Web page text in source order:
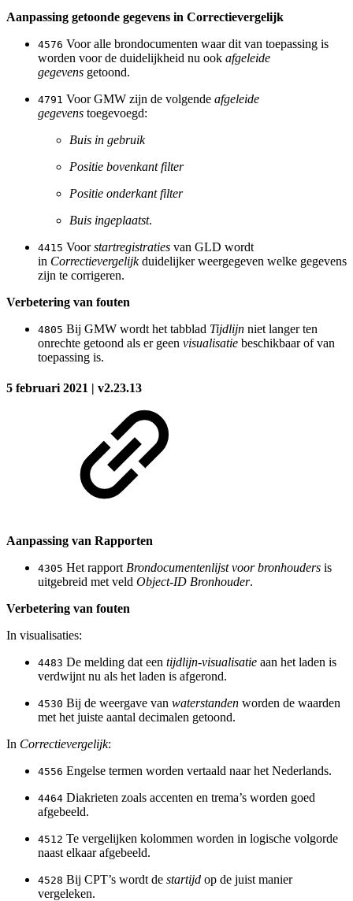
Aanpassing getoonde gegevens in Correctievergelijk
4576 Voor alle brondocumenten waar dit van toepassing is
worden voor de duidelijkheid nu ook afgeleide
gegevens getoond.
4791 Voor GMW zijn de volgende afgeleide
gegevens toegevoegd:
Buis in gebruik
Positie bovenkant filter
Positie onderkant filter
Buis ingeplaatst.
4415 Voorstartregistraties van GLD wordt
in Correctievergelijkduidelijker weergegeven welke gegevens
zijn te corrigeren.
Verbetering van fouten
4805 Bij GMW wordt het tabblad Tijdlijn niet langer ten
onrechte getoond als er geen visualisatie beschikbaar of van
toepassing is.
5 februari 2021 | v2.23.13
Aanpassing van Rapporten
4305 Het rapport Brondocumentenlijst voor bronhouders is
uitgebreid met veld Object-ID Bronhouder.
Verbetering van fouten
In visualisaties:
4483 De melding dat een tijdlijn-visualisatie aan het laden is
verdwijnt nu als het laden is afgerond.
4530 Bij de weergave van waterstanden worden de waarden
met het juiste aantal decimalen getoond.
In Correctievergelijk:
4556 Engelse termen worden vertaald naar het Nederlands.
4464 Diakrieten zoals accenten en trema’s worden goed
afgebeeld.
4512 Te vergelijken kolommen worden in logische volgorde
naast elkaar afgebeeld.
4528 Bij CPT’s wordt de startijd op de juist manier
vergeleken.